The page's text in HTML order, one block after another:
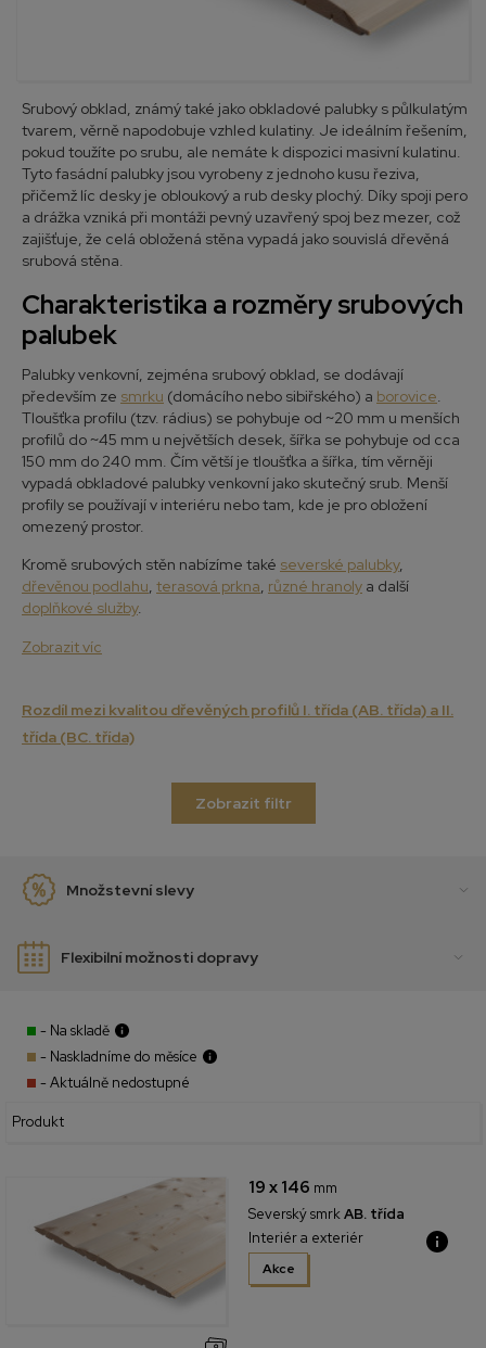
Srubový obklad, známý také jako obkladové palubky s půlkulatým
tvarem, věrně napodobuje vzhled kulatiny. Je ideálním řešením,
pokud toužíte po srubu, ale nemáte k dispozici masivní kulatinu.
Tyto fasádní palubky jsou vyrobeny z jednoho kusu řeziva,
přičemž líc desky je obloukový a rub desky plochý. Díky spoji pero
a drážka vzniká při montáži pevný uzavřený spoj bez mezer, což
zajišťuje, že celá obložená stěna vypadá jako souvislá dřevěná
srubová stěna.
Charakteristika a rozměry srubových
palubek
Palubky venkovní, zejména srubový obklad, se dodávají
především ze smrku (domácího nebo sibiřského) a borovice.
Tloušťka profilu (tzv. rádius) se pohybuje od ~20 mm u menších
profilů do ~45 mm u největších desek, šířka se pohybuje od cca
150 mm do 240 mm. Čím větší je tloušťka a šířka, tím věrněji
vypadá obkladové palubky venkovní jako skutečný srub. Menší
profily se používají v interiéru nebo tam, kde je pro obložení
omezený prostor.
Kromě srubových stěn nabízíme také severské palubky,
dřevěnou podlahu, terasová prkna, různé hranoly a další
doplňkové služby.
Zobrazit víc
Rozdíl mezi kvalitou dřevěných profilů I. třída (AB. třída) a II.
třída (BC. třída)
Zobrazit filtr
Množstevní slevy
Flexibilní možnosti dopravy
- Na skladě
- Naskladníme do měsíce
- Aktuálně nedostupné
Produkt
19 x 146 mm
Severský smrkAB. třída
Interiér a exteriér
Akce